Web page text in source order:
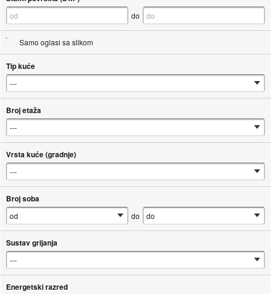
do
Samo oglasi sa slikom
Tip kuće
Broj etaža
Vrsta kuće (gradnje)
Broj soba
do
Sustav grijanja
Energetski razred